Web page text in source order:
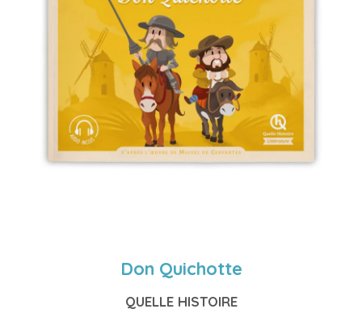
Don Quichotte
QUELLE HISTOIRE